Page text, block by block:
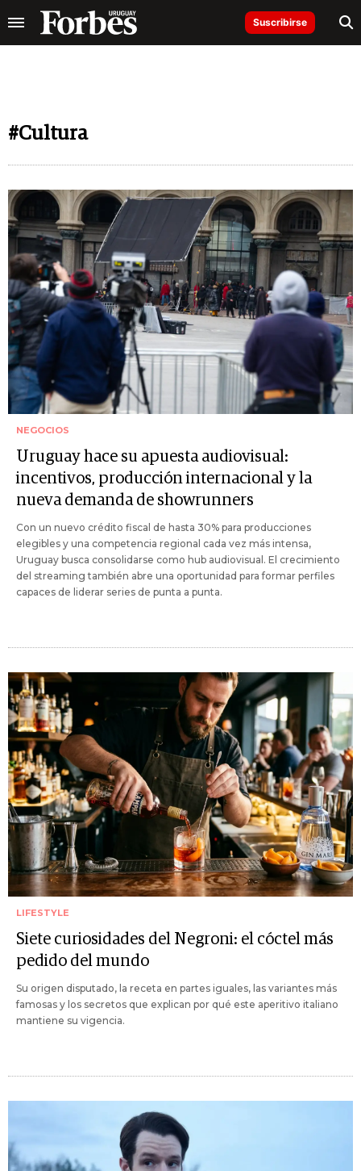
Suscribirse
#Cultura
NEGOCIOS
Uruguay hace su apuesta audiovisual:
incentivos, producción internacional y la
nueva demanda de showrunners
Con un nuevo crédito fiscal de hasta 30% para producciones
elegibles y una competencia regional cada vez más intensa,
Uruguay busca consolidarse como hub audiovisual. El crecimiento
del streaming también abre una oportunidad para formar perfiles
capaces de liderar series de punta a punta.
LIFESTYLE
Siete curiosidades del Negroni: el cóctel más
pedido del mundo
Su origen disputado, la receta en partes iguales, las variantes más
famosas y los secretos que explican por qué este aperitivo italiano
mantiene su vigencia.